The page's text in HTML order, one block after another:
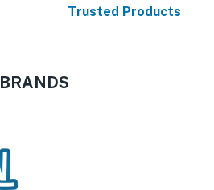
Trusted Products
BRANDS